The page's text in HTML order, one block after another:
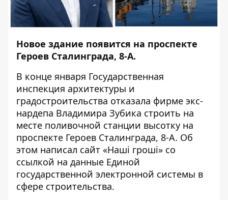
Новое здание появится на проспекте
Героев Сталинграда, 8-А.
В конце января Государственная
инспекция архитектуры и
градостроительства отказала фирме экс-
нардепа Владимира Зубика строить на
месте поливочной станции высотку на
проспекте Героев Сталинграда, 8-А. Об
этом написал сайт «Наші гроші» со
ссылкой на данные Единой
государственной электронной системы в
сфере строительства.